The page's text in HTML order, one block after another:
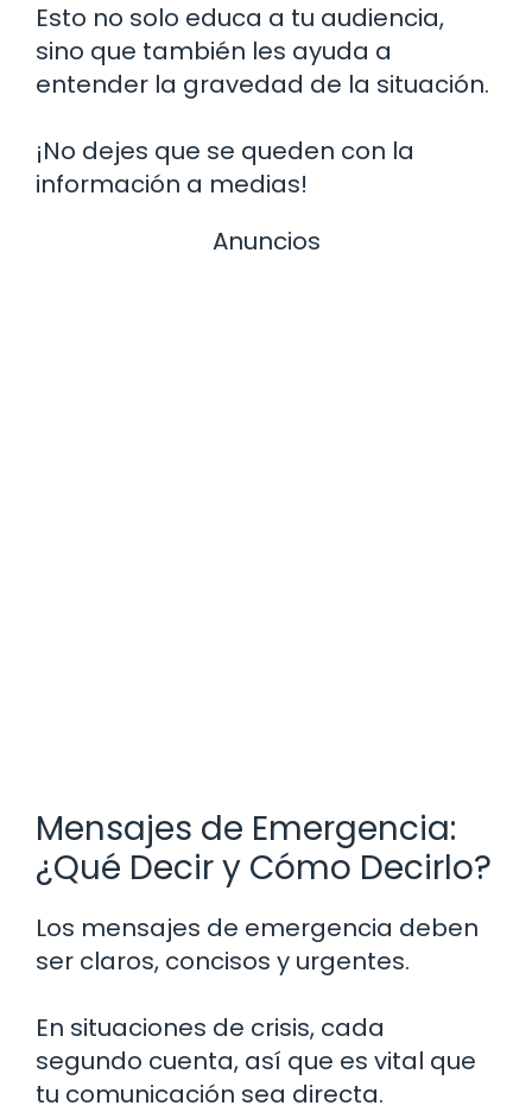
Esto no solo educa a tu audiencia,
sino que también les ayuda a
entender la gravedad de la situación.
¡No dejes que se queden con la
información a medias!
Anuncios
Mensajes de Emergencia:
¿Qué Decir y Cómo Decirlo?
Los mensajes de emergencia deben
ser claros, concisos y urgentes.
En situaciones de crisis, cada
segundo cuenta, así que es vital que
tu comunicación sea directa.